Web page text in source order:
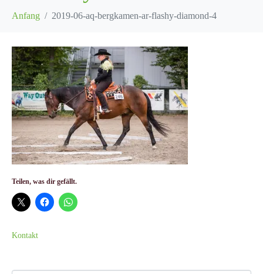
Anfang 2019-06-aq-bergkamen-ar-flashy-diamond-4
Teilen, was dir gefällt.
Kontakt